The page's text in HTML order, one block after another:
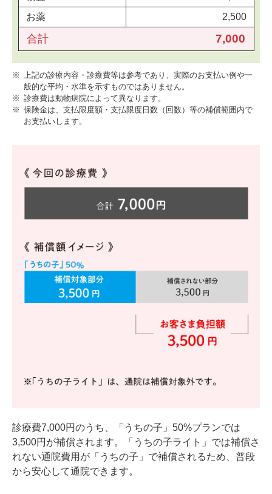
お薬
2,500
合計 7,000
※ 上記の診療内容・診療費等は参考であり、実際のお支払い例や一
般的な平均・水準を示すものではありません。
※ 診療費は動物病院によって異なります。
※ 保険金は、支払限度額・支払限度日数（回数）等の補償範囲内で
お支払いします。
診療費7,000円のうち、「うちの子」50%プランでは
3,500円が補償されます。「うちの子ライト」では補償さ
れない通院費用が「うちの子」で補償されるため、普段
から安心して通院できます。